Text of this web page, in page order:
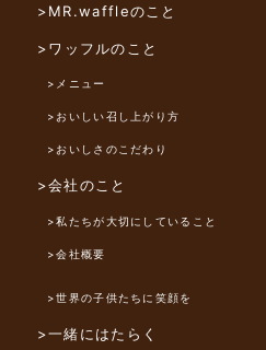
>MR.waffleのこと
>ワッフルのこと
>メニュー
>おいしい召し上がり方
>おいしさのこだわり
>会社のこと
>私たちが大切にしていること
>会社概要
>世界の子供たちに笑顔を
>一緒にはたらく